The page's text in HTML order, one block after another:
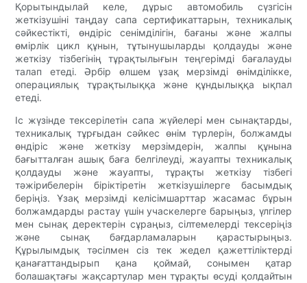
Қорытындылай келе, дұрыс автомобиль сүзгісін
жеткізушіні таңдау сапа сертификаттарын, техникалық
сәйкестікті, өндіріс сенімділігін, бағаны және жалпы
өмірлік цикл құнын, тұтынушыларды қолдауды және
жеткізу тізбегінің тұрақтылығын теңгерімді бағалауды
талап етеді. Әрбір өлшем ұзақ мерзімді өнімділікке,
операциялық тұрақтылыққа және құндылыққа ықпал
етеді.
Іс жүзінде тексерілетін сапа жүйелері мен сынақтарды,
техникалық тұрғыдан сәйкес өнім түрлерін, болжамды
өндіріс және жеткізу мерзімдерін, жалпы құнына
бағытталған ашық баға белгілеуді, жауапты техникалық
қолдауды және жауапты, тұрақты жеткізу тізбегі
тәжірибелерін біріктіретін жеткізушілерге басымдық
беріңіз. Ұзақ мерзімді келісімшарттар жасамас бұрын
болжамдарды растау үшін учаскелерге барыңыз, үлгілер
мен сынақ деректерін сұраңыз, сілтемелерді тексеріңіз
және сынақ бағдарламаларын қарастырыңыз.
Құрылымдық тәсілмен сіз тек жедел қажеттіліктерді
қанағаттандырып қана қоймай, сонымен қатар
болашақтағы жақсартулар мен тұрақты өсуді қолдайтын